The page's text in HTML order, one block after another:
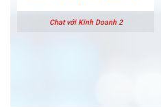
Chat với Kinh Doanh 2